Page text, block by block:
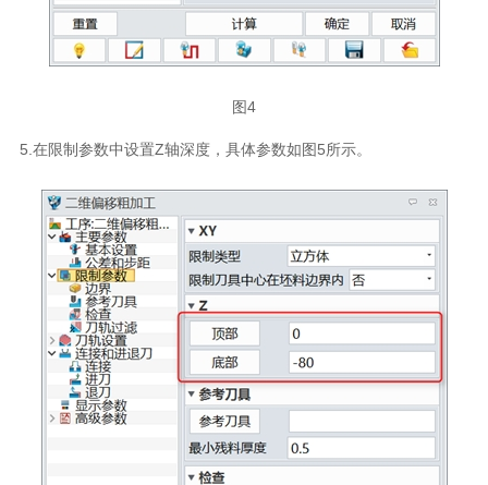
图4
5.在限制参数中设置Z轴深度，具体参数如图5所示。